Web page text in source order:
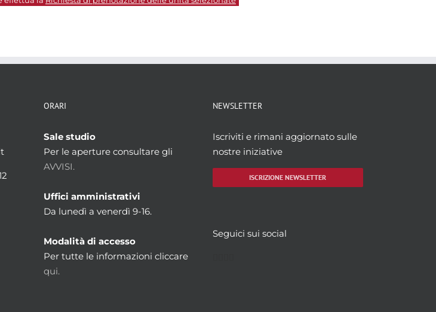
ORARI
Sale studio
Per le aperture consultare gli
AVVISI.
Uffici amministrativi
Da lunedì a venerdì 9-16.
Modalità di accesso
Per tutte le informazioni cliccare
qui.
NEWSLETTER
Iscriviti e rimani aggiornato sulle
nostre iniziative
ISCRIZIONE NEWSLETTER
Seguici sui social